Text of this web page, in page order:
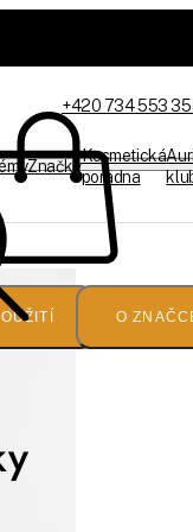
+420 734 553
Značky
Kosmetická
poradna
O